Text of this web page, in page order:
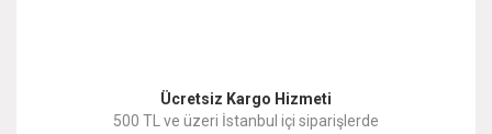
Ücretsiz Kargo Hizmeti
500 TL ve üzeri İstanbul içi siparişlerde